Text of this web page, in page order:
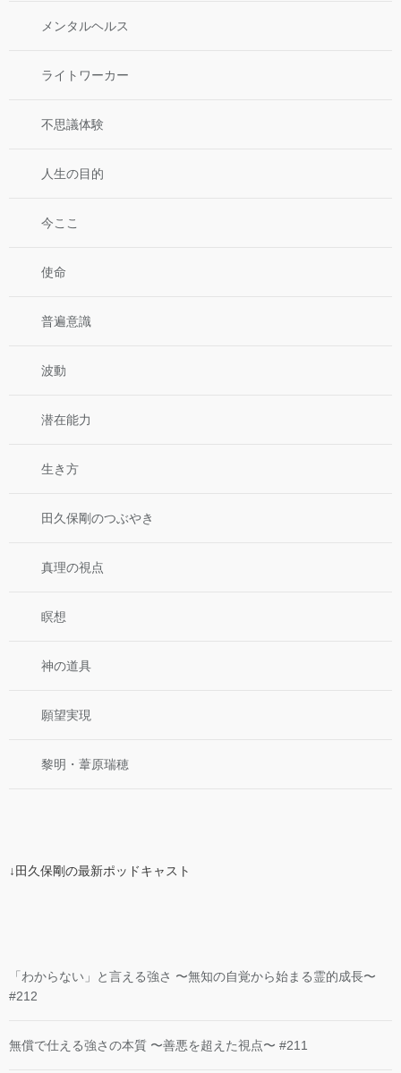
メンタルヘルス
ライトワーカー
不思議体験
人生の目的
今ここ
使命
普遍意識
波動
潜在能力
生き方
田久保剛のつぶやき
真理の視点
瞑想
神の道具
願望実現
黎明・葦原瑞穂
↓田久保剛の最新ポッドキャスト
「わからない」と言える強さ 〜無知の自覚から始まる霊的成長〜
#212
無償で仕える強さの本質 〜善悪を超えた視点〜 #211